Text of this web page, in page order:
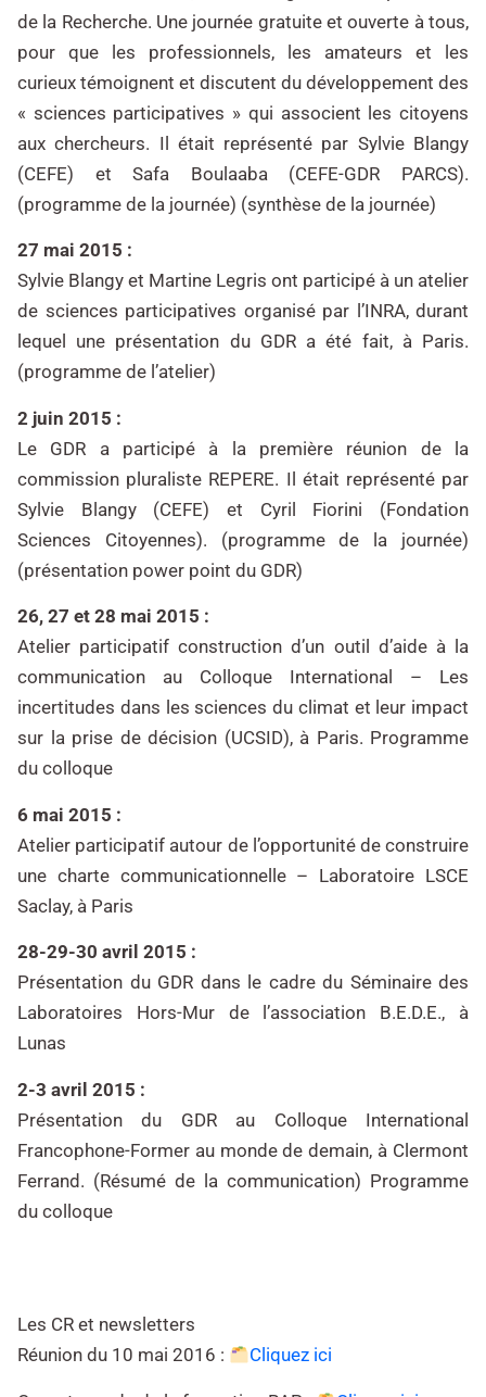
de la Recherche. Une journée gratuite et ouverte à tous,
pour que les professionnels, les amateurs et les
curieux témoignent et discutent du développement des
« sciences participatives » qui associent les citoyens
aux chercheurs. Il était représenté par Sylvie Blangy
(CEFE) et Safa Boulaaba (CEFE-GDR PARCS).
(programme de la journée) (synthèse de la journée)
27 mai 2015 :
Sylvie Blangy et Martine Legris ont participé à un atelier
de sciences participatives organisé par l’INRA, durant
lequel une présentation du GDR a été fait, à Paris.
(programme de l’atelier)
2 juin 2015 :
Le GDR a participé à la première réunion de la
commission pluraliste REPERE. Il était représenté par
Sylvie Blangy (CEFE) et Cyril Fiorini (Fondation
Sciences Citoyennes). (programme de la journée)
(présentation power point du GDR)
26, 27 et 28 mai 2015 :
Atelier participatif construction d’un outil d’aide à la
communication au Colloque International – Les
incertitudes dans les sciences du climat et leur impact
sur la prise de décision (UCSID), à Paris. Programme
du colloque
6 mai 2015 :
Atelier participatif autour de l’opportunité de construire
une charte communicationnelle – Laboratoire LSCE
Saclay, à Paris
28-29-30 avril 2015 :
Présentation du GDR dans le cadre du Séminaire des
Laboratoires Hors-Mur de l’association B.E.D.E., à
Lunas
2-3 avril 2015 :
Présentation du GDR au Colloque International
Francophone-Former au monde de demain, à Clermont
Ferrand. (Résumé de la communication) Programme
du colloque
Les CR et newsletters
Réunion du 10 mai 2016 :
Cliquez ici